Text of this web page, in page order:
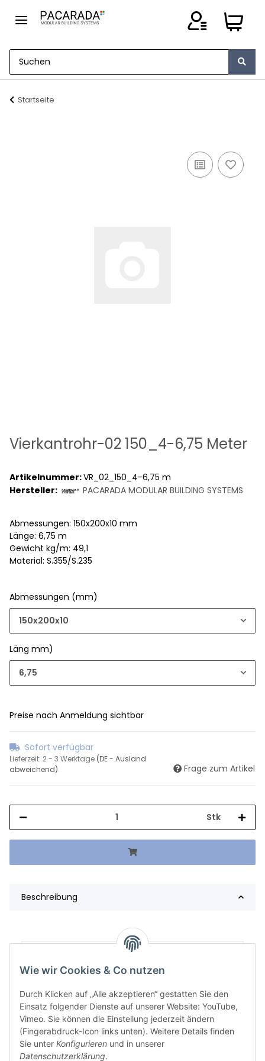
Startseite
Vierkantrohr-02 150_4-6,75 Meter
Artikelnummer:VR_02_150_4-6,75 m
Hersteller:
PACARADA MODULAR BUILDING SYSTEMS
Abmessungen: 150x200x10 mm
Länge: 6,75 m
Gewicht kg/m: 49,1
Material: S.355/S.235
Abmessungen (mm)
150x200x10
Läng mm)
6,75
Preise nach Anmeldung sichtbar
Sofort verfügbar
Lieferzeit: 2 - 3 Werktage (DE - Ausland
abweichend)
Frage zum Artikel
Stk
Beschreibung
331,43
Wie wir Cookies & Co nutzen
Durch Klicken auf „Alle akzeptieren“ gestatten Sie den
Einsatz folgender Dienste auf unserer Website: YouTube,
Vimeo. Sie können die Einstellung jederzeit ändern
(Fingerabdruck-Icon links unten). Weitere Details finden
Sie unter Konfigurieren und in unserer
Datenschutzerklärung.